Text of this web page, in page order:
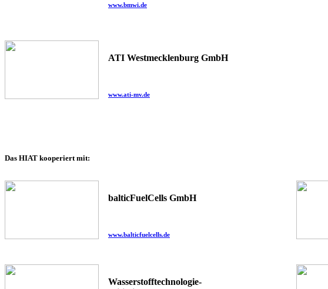
www.bmwi.de
ATI Westmecklenburg GmbH
www.ati-mv.de
Das HIAT kooperiert mit:
balticFuelCells GmbH
www.balticfuelcells.de
Wasserstofftechnologie-